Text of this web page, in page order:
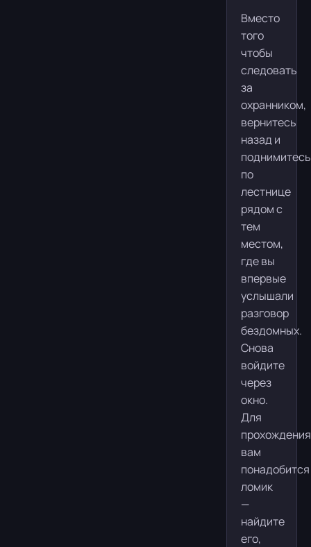
Вместо
того
чтобы
следовать
за
охранником,
вернитесь
назад и
поднимитесь
по
лестнице
рядом с
тем
местом,
где вы
впервые
услышали
разговор
бездомных.
Снова
войдите
через
окно.
Для
прохождения
вам
понадобится
ломик
—
найдите
его,